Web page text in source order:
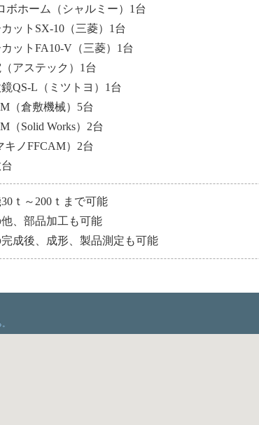
ボホーム（シャルミー）1台
ットSX-10（三菱）1台
ットFA10-V（三菱）1台
アステック）1台
QS-L（ミツトヨ）1台
（倉敷機械）5台
（Solid Works）2台
キノFFCAM）2台
30ｔ～200ｔまで可能
他、部品加工も可能
完成後、成形、製品測定も可能